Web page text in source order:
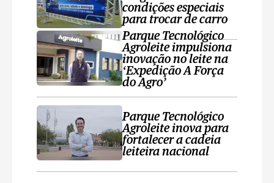
condições especiais
para trocar de carro
Parque Tecnológico
Agroleite impulsiona
inovação no leite na
‘Expedição A Força
do Agro’
Parque Tecnológico
Agroleite inova para
fortalecer a cadeia
leiteira nacional